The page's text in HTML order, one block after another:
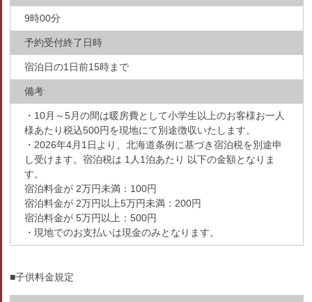
9時00分
予約受付終了日時
宿泊日の1日前15時まで
備考
・10月～5月の間は暖房費として小学生以上のお客様お一人
様あたり税込500円を現地にて別途徴収いたします。
・2026年4月1日より、北海道条例に基づき宿泊税を別途申
し受けます。宿泊税は 1人1泊あたり 以下の金額となりま
す。
宿泊料金が 2万円未満：100円
宿泊料金が 2万円以上5万円未満：200円
宿泊料金が 5万円以上：500円
・現地でのお支払いは現金のみとなります。
■子供料金規定